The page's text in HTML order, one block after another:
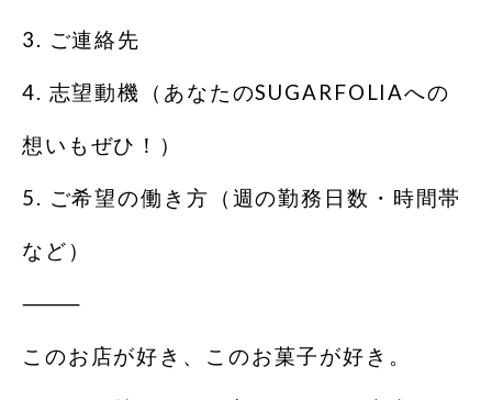
3. ご連絡先
4. 志望動機（あなたのSUGARFOLIAへの
想いもぜひ！）
5. ご希望の働き方（週の勤務日数・時間帯
など）
⸻
このお店が好き、このお菓子が好き。